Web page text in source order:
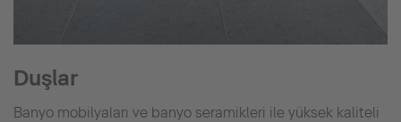
Duşlar
Banyo mobilyaları ve banyo seramikleri ile yüksek kaliteli